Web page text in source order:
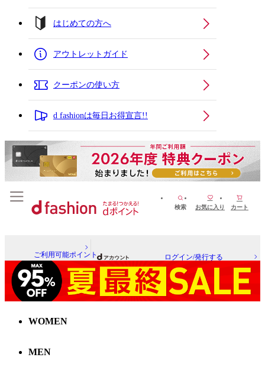
はじめての方へ
アウトレットガイド
クーポンの使い方
d fashionは毎日お得宣言!!
検索 お気に入り カート
ご利用可能ポイント ログイン/発行する
WOMEN
MEN